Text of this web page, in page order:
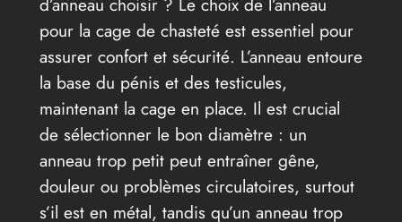
pour la cage de chasteté est essentiel pour
assurer confort et sécurité. L’anneau entoure
la base du pénis et des testicules,
maintenant la cage en place. Il est crucial
de sélectionner le bon diamètre : un
anneau trop petit peut entraîner gêne,
douleur ou problèmes circulatoires, surtout
s’il est en métal, tandis qu’un anneau trop